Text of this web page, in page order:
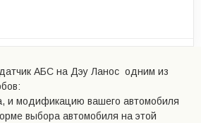
АБС на Дэу Ланос одним из
и модификацию вашего автомобиля
выбора автомобиля на этой